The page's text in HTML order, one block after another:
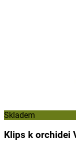
Skladem
Klips k orchidei